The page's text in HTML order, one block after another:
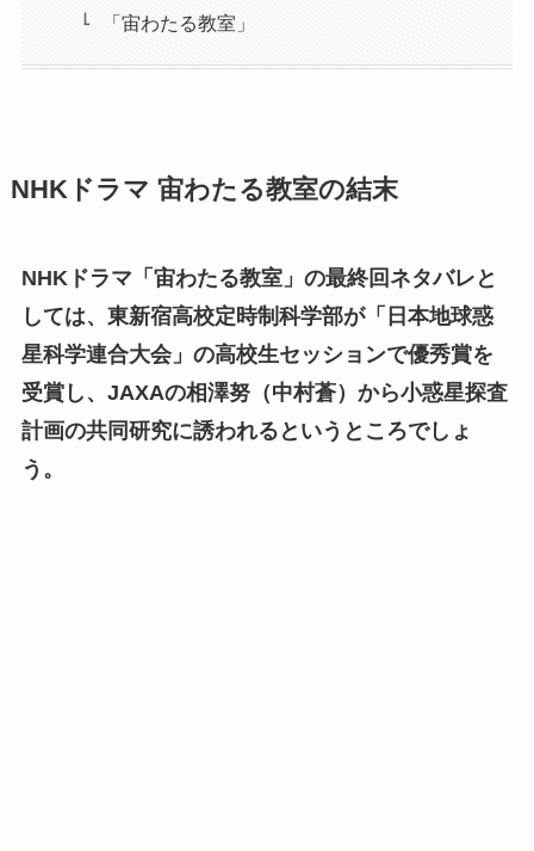
「宙わたる教室」
NHKドラマ 宙わたる教室の結末
NHKドラマ「宙わたる教室」の最終回ネタバレと
しては、東新宿高校定時制科学部が「日本地球惑
星科学連合大会」の高校生セッションで優秀賞を
受賞し、JAXAの相澤努（中村蒼）から小惑星探査
計画の共同研究に誘われるというところでしょ
う。